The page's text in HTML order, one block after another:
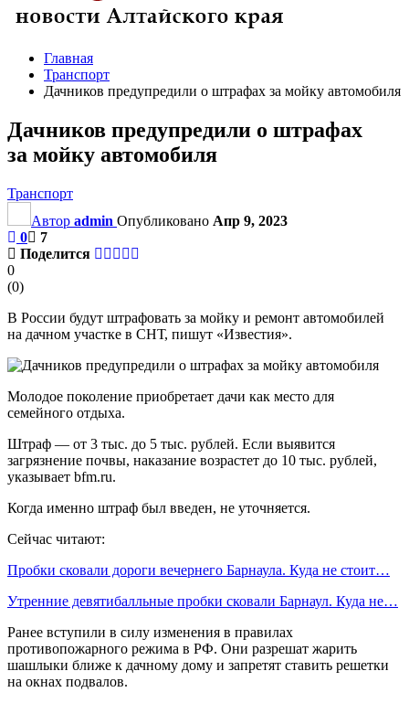
Главная
Транспорт
Дачников предупредили о штрафах за мойку автомобиля
Дачников предупредили о штрафах
за мойку автомобиля
Транспорт
Автор admin Опубликовано Апр 9, 2023
0
7
Поделится
0
(0)
В России будут штрафовать за мойку и ремонт автомобилей
на дачном участке в СНТ, пишут «Известия».
Молодое поколение приобретает дачи как место для
семейного отдыха.
Штраф — от 3 тыс. до 5 тыс. рублей. Если выявится
загрязнение почвы, наказание возрастет до 10 тыс. рублей,
указывает bfm.ru.
Когда именно штраф был введен, не уточняется.
Сейчас читают:
Пробки сковали дороги вечернего Барнаула. Куда не стоит…
Утренние девятибалльные пробки сковали Барнаул. Куда не…
Ранее вступили в силу изменения в правилах
противопожарного режима в РФ. Они разрешат жарить
шашлыки ближе к дачному дому и запретят ставить решетки
на окнах подвалов.